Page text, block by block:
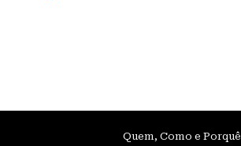
Quem, Como e Porquê